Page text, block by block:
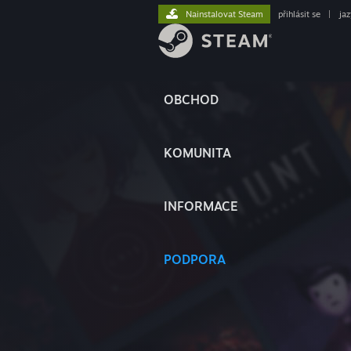
OBCHOD
KOMUNITA
INFORMACE
PODPORA
Nainstalovat Steam přihlásit se